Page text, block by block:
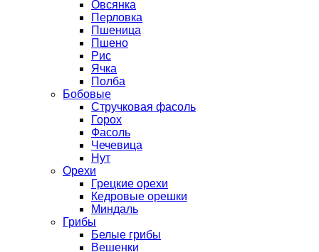
Овсянка
Перловка
Пшеница
Пшено
Рис
Ячка
Полба
Бобовые
Стручковая фасоль
Горох
Фасоль
Чечевица
Нут
Орехи
Грецкие орехи
Кедровые орешки
Миндаль
Грибы
Белые грибы
Вешенки